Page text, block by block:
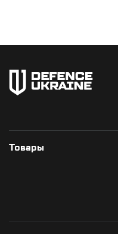
Товары